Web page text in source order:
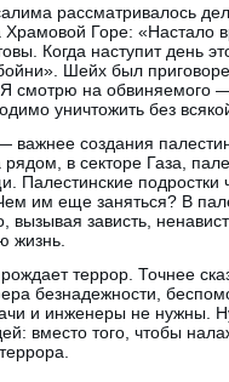
рассматривалось
Горе: «Настало
Когда наступит
Шейх был
смотрю на обвиняемого
уничтожить без
создания
рядом, в секторе Газа,
Палестинские
им еще заняться? В
вызывая зависть,
жизнь.
террор. Точнее
безнадежности,
и инженеры не нужны.
вместо того, чтобы